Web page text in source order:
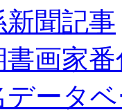
新聞記事
書画家
ータ